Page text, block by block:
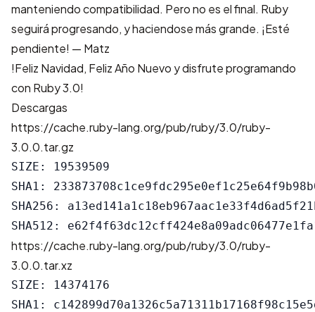
manteniendo compatibilidad. Pero no es el final. Ruby
seguirá progresando, y haciendose más grande. ¡Esté
pendiente! — Matz
!Feliz Navidad, Feliz Año Nuevo y disfrute programando
con Ruby 3.0!
Descargas
https://cache.ruby-lang.org/pub/ruby/3.0/ruby-
3.0.0.tar.gz
SIZE: 19539509
SHA1:
SHA256:
https://cache.ruby-lang.org/pub/ruby/3.0/ruby-
3.0.0.tar.xz
SIZE: 14374176
SHA1: